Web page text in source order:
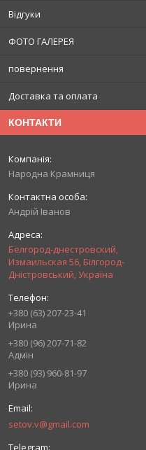
Відгуки
ФОТО ГАЛЕРЕЯ
повернення
Доставка та оплата
КОНТАКТИ
Народна Крамниця
Андрій Іванов
Белгород-днестровский,
Измаильская 56, Білгород-
Дністровський, Україна
+380 (63) 207-23-41
Ирина
+380 (96) 207-71-82
Адмін
+380 (93) 960-81-97
Ирина
setov.v@gmail.com